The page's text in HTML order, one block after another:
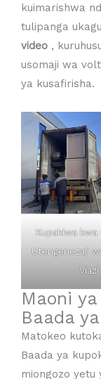
kuimarishwa
tulipanga
video ,
usomaji wa
ya kusafirisha.
Kupakiwa kwa
Utengenezaji
Viazi
Maoni
Baada
Matokeo
Baada ya
miongozo yetu